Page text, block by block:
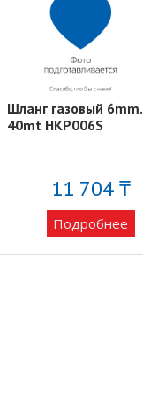
Шланг газовый 6mm.
40mt HKP006S
11 704 ₸
Подробнее